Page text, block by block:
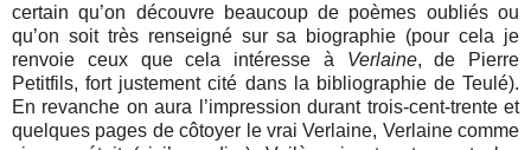
certain qu’on découvre beaucoup de poèmes oubliés ou
qu’on soit très renseigné sur sa biographie (pour cela je
renvoie ceux que cela intéresse à Verlaine, de Pierre
Petitfils, fort justement cité dans la bibliographie de Teulé).
En revanche on aura l’impression durant trois-cent-trente et
quelques pages de côtoyer le vrai Verlaine, Verlaine comme